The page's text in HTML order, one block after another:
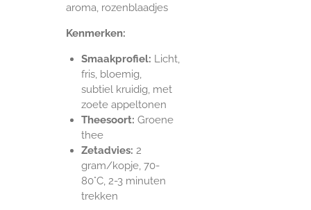
aroma, rozenblaadjes
Kenmerken:
Smaakprofiel: Licht,
fris, bloemig,
subtiel kruidig, met
zoete appeltonen
Theesoort: Groene
thee
Zetadvies: 2
gram/kopje, 70-
80°C, 2-3 minuten
trekken